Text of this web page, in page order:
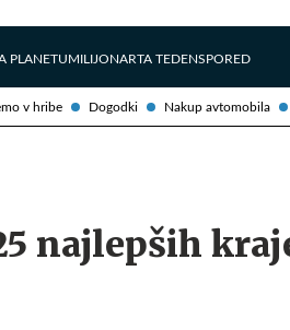
v hribe Dogodki Nakup avtomobila
PLANETUMILIJONARTA TEDENSPORED
najlepših